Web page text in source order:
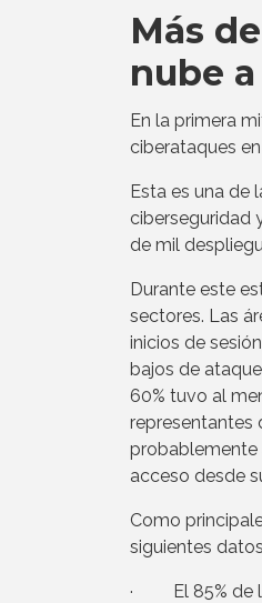
Más
nube
En la primera
ciberataques
Esta es una de
ciberseguridad
de mil
Durante este
sectores. Las
inicios de
bajos de
60% tuvo al
representantes
probablemente
acceso desde
Como
siguientes
· El 85% de